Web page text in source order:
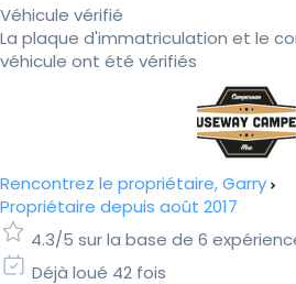
Véhicule vérifié
La plaque d'immatriculation et le
véhicule ont été vérifiés
Rencontrez le propriétaire, Garry
Propriétaire depuis août 2017
4.3/5 sur la base de 6
Déjà loué 42 fois